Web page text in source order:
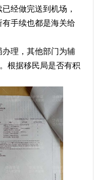
经做完送到机场，
手续也都是海关给
理，其他部门为辅
根据移民局是否有积